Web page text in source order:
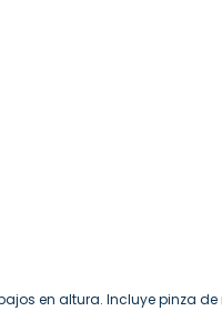
en altura. Incluye pinza